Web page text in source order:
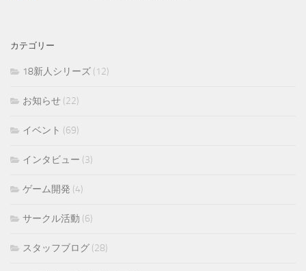
カテゴリー
18新人シリーズ (12)
お知らせ (22)
イベント (69)
インタビュー (3)
ゲーム開発 (4)
サークル活動 (6)
スタッフブログ (28)